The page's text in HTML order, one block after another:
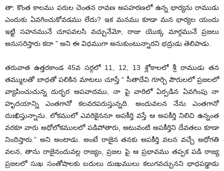
తా: కొంత కాలము పరుల చెంతన రావణ అపహరణలో ఉన్న భార్యను రాముడు
ఎందుకు ఏవగించుకోవడము లేదు? ఇక మనము కూడా మన భార్యల యందు
ఇట్టి సహనమునే చూపవలసి వచ్చునేమో, రాజు యొక్క మార్గమునే ప్రజలు
అనుసరిస్తారు కదా ” అని ఈ విధముగా అనుకుంటున్నారని భద్రుడు తెలిపాడు.
తరువాత ఉత్తరకాండ 45వ సర్గలో 11, 12, 13 శ్లోకాలలో శ్రీ రాముడు తన
తమ్ములతో బాధతో పలికిన మాటలు చూస్తే “ సీతాదేవి గూర్చి పౌరులలో ప్రజలలో
వ్యాపించుచున్న దుర్భర అపవాదము, నా పై వారిలో ఏర్పడిన ఏవగింపు నా
హృదయాన్ని ఎంతగానో కలవరపరుస్తున్నది. అందువలన నేను ఎంతగానో
దుఃఖిస్తున్నాను. లోకములో ఎవరికైననూ అపకీర్తి వస్తే ఆ అపకీర్తి నిలిచి ఉన్నంత
వరకూ వారు అధోలోకములలో పడిపోతారు, అటువంటి అపకీర్తిని దేవతలు కూడా
నిందిస్తారు.” అని అంటాడు. అంటే రాజైన తనకు అపకీర్తి వలన వచ్చే అధోగతి
వలన, తాను రాజైనందువల్ల రాజ్యం, ప్రజల పై ఆ ప్రభావము తప్పక పడి రాజ్య
ప్రజలలో సుఖ సంతోషాలకు బదులు దుఃఖములు కలుగవచ్చునని భాధపడ్డాడు